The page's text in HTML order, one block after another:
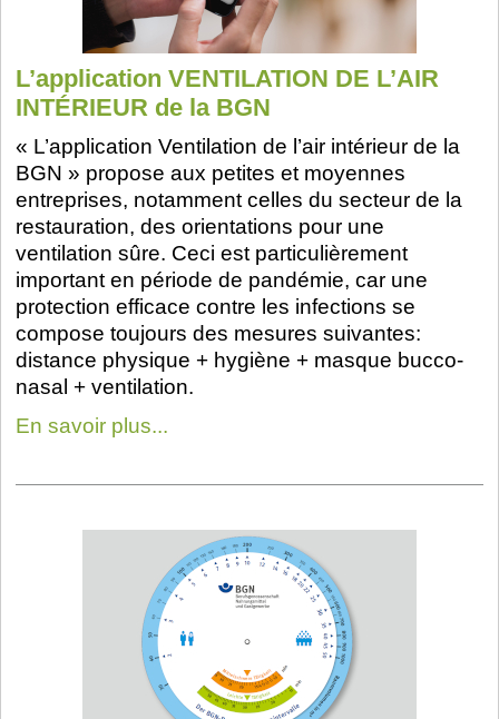
L’application VENTILATION DE L’AIR
INTÉRIEUR de la BGN
« L’application Ventilation de l’air intérieur de la
BGN » propose aux petites et moyennes
entreprises, notamment celles du secteur de la
restauration, des orientations pour une
ventilation sûre. Ceci est particulièrement
important en période de pandémie, car une
protection efficace contre les infections se
compose toujours des mesures suivantes:
distance physique + hygiène + masque bucco-
nasal + ventilation.
En savoir plus...